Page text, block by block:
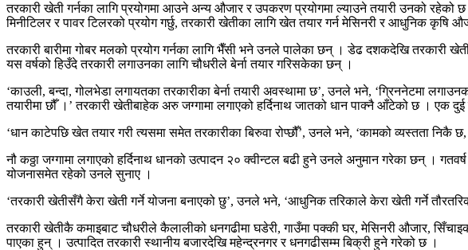
तरकारी खेती गर्नका लागि प्रयोगमा आउने अन्य औजार र उपकरण प्रयोगमा ल्याउने तयारी उनको
मिनीटिलर र पावर टिलरको प्रयोग गर्छु, तरकारी खेतीका लागि खेत तयार गर्न मेसिनरी र आधुनिक कृषि
तरकारी बारीमा गोबर मलको प्रयोग गर्नका लागि भैँसी भने उनले पालेका छन् । डेढ दशकदेखि तरकारी
यस वर्षको हिउँदे तरकारी लगाउनका लागि चौधरीले बेर्ना तयार गरिसकेका छन् ।
‘काउली, बन्दा, गोलभेडा लगायतका तरकारीका बेर्ना तयारी अवस्थामा छ’, उनले भने, ‘ग्रिननेटमा
तयारीमा छौँ ।’ तरकारी खेतीबाहेक अरु जग्गामा लगाएको हर्दिनाथ जातको धान पाक्नै आँटेको छ । एक
‘धान काटेपछि खेत तयार गरी त्यसमा समेत तरकारीका बिरुवा रोप्छौँ’, उनले भने, ‘कामको व्यस्तता
नौ कठ्ठा जग्गामा लगाएको हर्दिनाथ धानको उत्पादन २० क्वीन्टल बढी हुने उनले अनुमान गरेका छन् ।
योजनासमेत रहेको उनले सुनाए ।
‘तरकारी खेतीसँगै केरा खेती गर्ने योजना बनाएको छु’, उनले भने, ‘आधुनिक तरिकाले केरा खेती गर्ने
तरकारी खेतीकै कमाइबाट चौधरीले कैलालीको धनगढीमा घडेरी, गाउँमा पक्की घर, मेसिनरी औजार,
पाएका हुन् । उत्पादित तरकारी स्थानीय बजारदेखि महेन्द्रनगर र धनगढीसम्म बिक्री हुने गरेको छ ।